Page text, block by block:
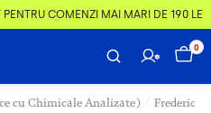
COMENZI MAI MARI DE 190 LEI
0
cu Chimicale Analizate) / Frederick